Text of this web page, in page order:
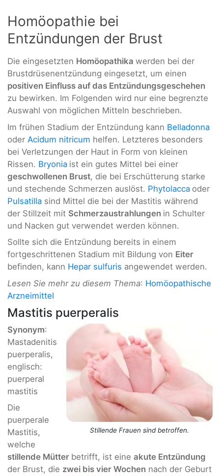
Homöopathie bei
Entzündungen der Brust
Die eingesetzten Homöopathika werden bei der
Brustdrüsenentzündung eingesetzt, um einen
positiven Einfluss auf das Entzündungsgeschehen
zu bewirken. Im Folgenden wird nur eine begrenzte
Auswahl von möglichen Mitteln beschrieben.
Im frühen Stadium der Entzündung kann Belladonna
oder Acidum nitricum helfen. Letzteres besonders
bei Verletzungen der Haut in Form von kleinen
Rissen. Bryonia ist ein gutes Mittel bei einer
geschwollenen Brust, die bei Erschütterung starke
und stechende Schmerzen auslöst. Phytolacca oder
Pulsatilla sind Mittel die bei der Mastitis während
der Stillzeit mit Schmerzaustrahlungen in Schulter
und Nacken gut verwendet werden können.
Sollte sich die Entzündung bereits in einem
fortgeschrittenen Stadium mit Bildung von Eiter
befinden, kann Hepar sulfuris angewendet werden.
Lesen Sie mehr zu diesem Thema: Homöopathische
Arzneimittel
Mastitis puerperalis
Stillende Frauen sind betroffen.
Synonym:
Mastadenitis
puerperalis,
englisch:
puerperal
mastitis
Die
puerperale
Mastitis,
welche
stillende Mütter betrifft, ist eine akute Entzündung
der Brust, die zwei bis vier Wochen nach der Geburt